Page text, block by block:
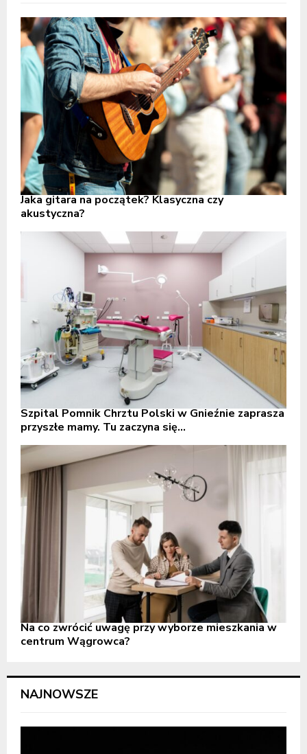
Jaka gitara na początek? Klasyczna czy
akustyczna?
Szpital Pomnik Chrztu Polski w Gnieźnie zaprasza
przyszłe mamy. Tu zaczyna się...
Na co zwrócić uwagę przy wyborze mieszkania w
centrum Wągrowca?
NAJNOWSZE